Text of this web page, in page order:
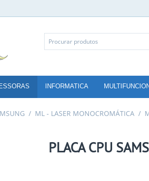
INFORMATICA
/ ML - LASER MONOCROMÁTICA /
PLACA CPU